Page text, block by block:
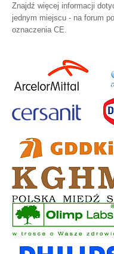
Znajdź więcej informacji
jednym miejscu - na forum
oznaczenia CE.